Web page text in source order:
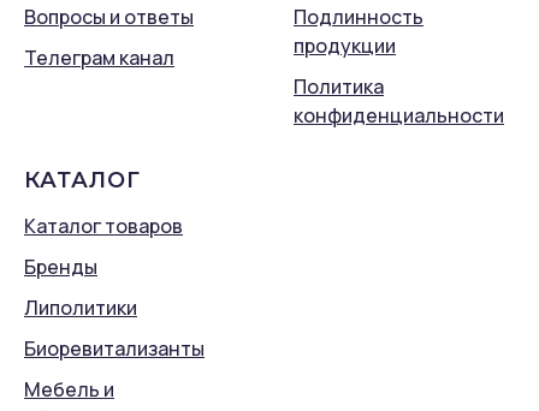
Вопросы и ответы
Телеграм канал
Подлинность
продукции
Политика
конфиденциальности
КАТАЛОГ
Каталог товаров
Бренды
Липолитики
Биоревитализанты
Мебель и